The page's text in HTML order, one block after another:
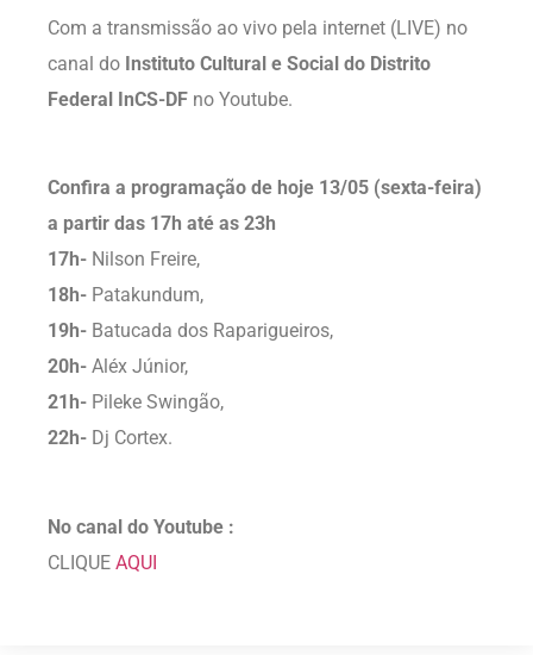
Com a transmissão ao vivo pela internet (LIVE) no
canal do Instituto Cultural e Social do Distrito
Federal InCS-DF no Youtube.
Confira a programação de hoje 13/05 (sexta-feira)
a partir das 17h até as 23h
17h- Nilson Freire,
18h- Patakundum,
19h- Batucada dos Raparigueiros,
20h- Aléx Júnior,
21h- Pileke Swingão,
22h- Dj Cortex.
No canal do Youtube :
CLIQUE AQUI